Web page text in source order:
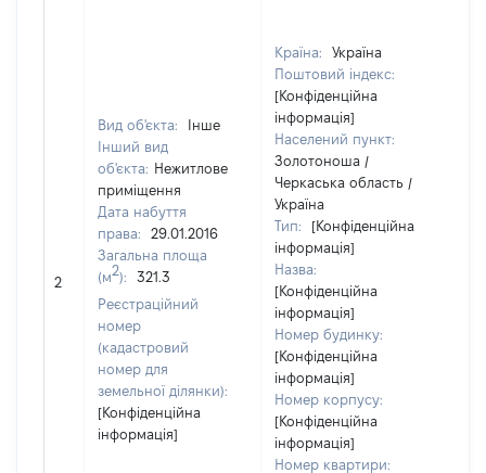
2
Вид об'єкта:
Інше
Інший вид
об'єкта: Нежитлове
приміщення
Дата набуття
права:
29.01.2016
Загальна площа
(м2):
321.3
Реєстраційний
номер
(кадастровий
номер для
земельної ділянки):
[Конфіденційна
інформація]
Країна:
Україна
Поштовий індекс:
[Конфіденційна
інформація]
Населений пункт:
Золотоноша /
Черкаська область /
Україна
Тип:
[Конфіденційна
інформація]
Назва:
[Конфіденційна
інформація]
Номер будинку:
[Конфіденційна
інформація]
Номер корпусу:
[Конфіденційна
інформація]
Номер квартири: